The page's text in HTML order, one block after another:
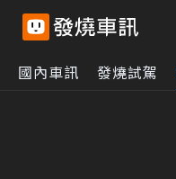
國內車訊 發燒試駕